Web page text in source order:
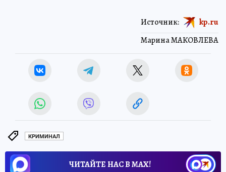
Марина МАКОВЛЕВА
Источник: kp.ru
КРИМИНАЛ
ЧИТАЙТЕ НАС В МАХ!